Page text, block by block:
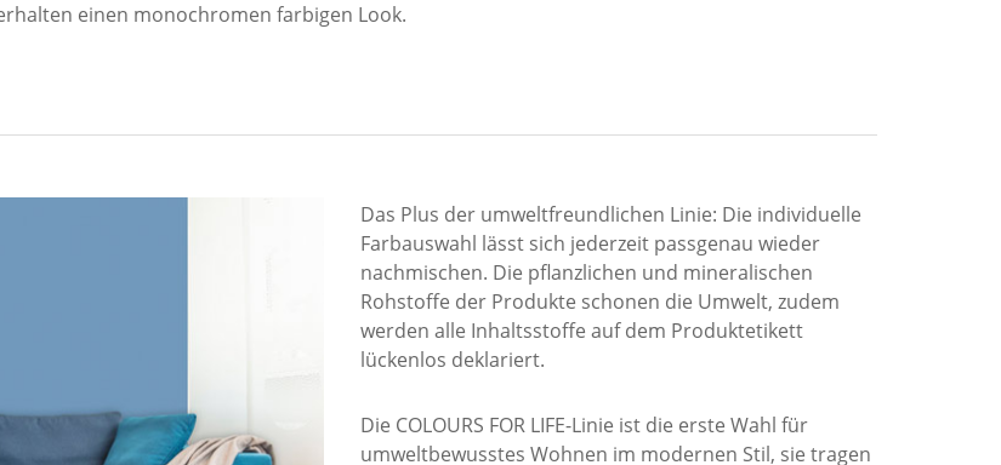
einen monochromen farbigen Look.
Das Plus der umweltfreundlichen Linie: Die individuelle
Farbauswahl lässt sich jederzeit passgenau wieder
nachmischen. Die pflanzlichen und mineralischen
Rohstoffe der Produkte schonen die Umwelt, zudem
werden alle Inhaltsstoffe auf dem Produktetikett
lückenlos deklariert.
Die COLOURS FOR LIFE-Linie ist die erste Wahl für
umweltbewusstes Wohnen im modernen Stil, sie tragen